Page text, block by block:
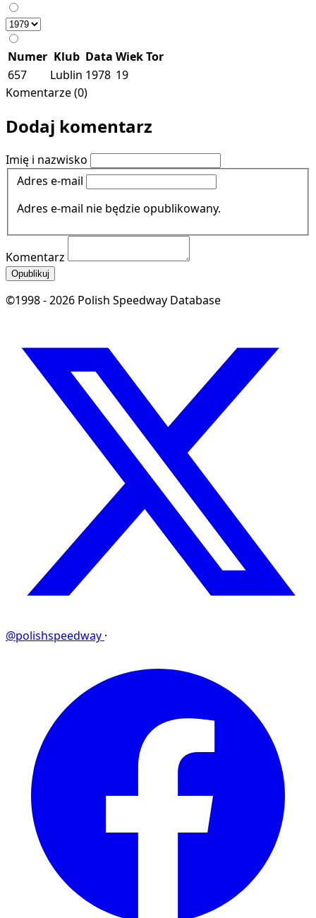
Numer Klub Data WiekTor
657
Lublin 1978 19
Komentarze (0)
Dodaj komentarz
Imię i nazwisko
Adres e-mail
Adres e-mail nie będzie opublikowany.
Komentarz
Opublikuj
©1998 - 2026 Polish Speedway Database
@polishspeedway ·